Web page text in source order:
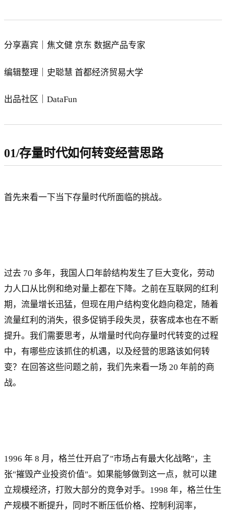
分享嘉宾｜焦文健 京东 数据产品专家
编辑整理｜史聪慧 首都经济贸易大学
出品社区｜DataFun
01/存量时代如何转变经营思路
首先来看一下当下存量时代所面临的挑战。
过去 70 多年，我国人口年龄结构发生了巨大变化，劳动
力人口从比例和绝对量上都在下降。之前在互联网的红利
期，流量增长迅猛，但现在用户结构变化趋向稳定，随着
流量红利的消失，很多促销手段失灵，获客成本也在不断
提升。我们需要思考，从增量时代向存量时代转变的过程
中，有哪些应该抓住的机遇，以及经营的思路该如何转
变？在回答这些问题之前，我们先来看一场 20 年前的商
战。
1996 年 8 月，格兰仕开启了"市场占有最大化战略"，主
张"摧毁产业投资价值"。如果能够做到这一点，就可以建
立规模经济，打败大部分的竞争对手。1998 年，格兰仕生
产规模不断提升，同时不断压低价格、控制利润率，